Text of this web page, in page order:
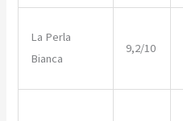
La Perla
Bianca
9,2/10